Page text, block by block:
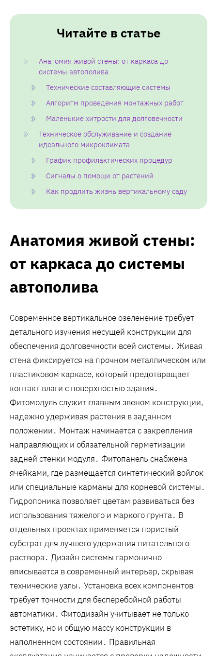
Читайте в статье
Анатомия живой стены: от каркаса до
системы автополива
Технические составляющие системы
Алгоритм проведения монтажных работ
Маленькие хитрости для долговечности
Техническое обслуживание и создание
идеального микроклимата
График профилактических процедур
Сигналы о помощи от растений
Как продлить жизнь вертикальному саду
Анатомия живой стены:
от каркаса до системы
автополива
Современное вертикальное озеленение требует
детального изучения несущей конструкции для
обеспечения долговечности всей системы․ Живая
стена фиксируется на прочном металлическом или
пластиковом каркасе, который предотвращает
контакт влаги с поверхностью здания․
Фитомодуль служит главным звеном конструкции,
надежно удерживая растения в заданном
положении․ Монтаж начинается с закрепления
направляющих и обязательной герметизации
задней стенки модуля․ Фитопанель снабжена
ячейками, где размещается синтетический войлок
или специальные карманы для корневой системы․
Гидропоника позволяет цветам развиваться без
использования тяжелого и маркого грунта․ В
отдельных проектах применяется пористый
субстрат для лучшего удержания питательного
раствора․ Дизайн системы гармонично
вписывается в современный интерьер, скрывая
технические узлы․ Установка всех компонентов
требует точности для бесперебойной работы
автоматики․ Фитодизайн учитывает не только
эстетику, но и общую массу конструкции в
наполненном состоянии․ Правильная